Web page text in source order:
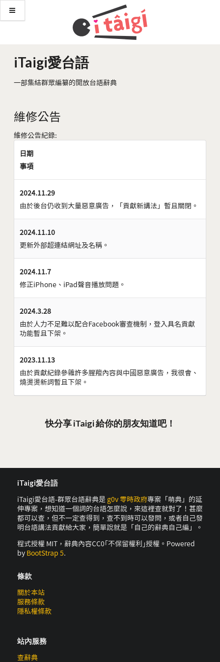
iTaigi愛台語
一部集結群眾編纂的開放台語辭典
維修公告
維修公告紀錄:
日期
事項
2024.11.29
由於後台仍收到大量惡意廣告，「貢獻新講法」暫且關閉。
2024.11.10
更新外部超連結網址及名稱。
2024.11.7
修正iPhone、iPad聲音播放問題。
2024.3.28
由於人力不足難以配合Facebook審查機制，登入具名貢獻
功能暫且下架。
2023.11.13
由於貢獻紀錄參雜許多腥羶內容與中國惡意廣告，我很會、
燒燙燙新詞暫且下架。
快分享 iTaigi 給你的朋友知道吧！
iTaigi愛台語
iTaigi愛台語-群眾台語辭典是 g0v 零時政府專案「萌典」的延
伸專案，想知道一個詞的台語怎麼說，來這裡查就對了！甚麼
都可以查，但不一定查得到，查不到時可以發問，或者自己發
明台語講法貢獻給大家，簡單說就是「自己的辭典自己編」。
程式授權 MIT，辭典內容CC0｢不保留權利｣授權。Powered
by BootStrap 5.
條款
關於本站
服務條款
隱私權條款
站內服務
查辭典